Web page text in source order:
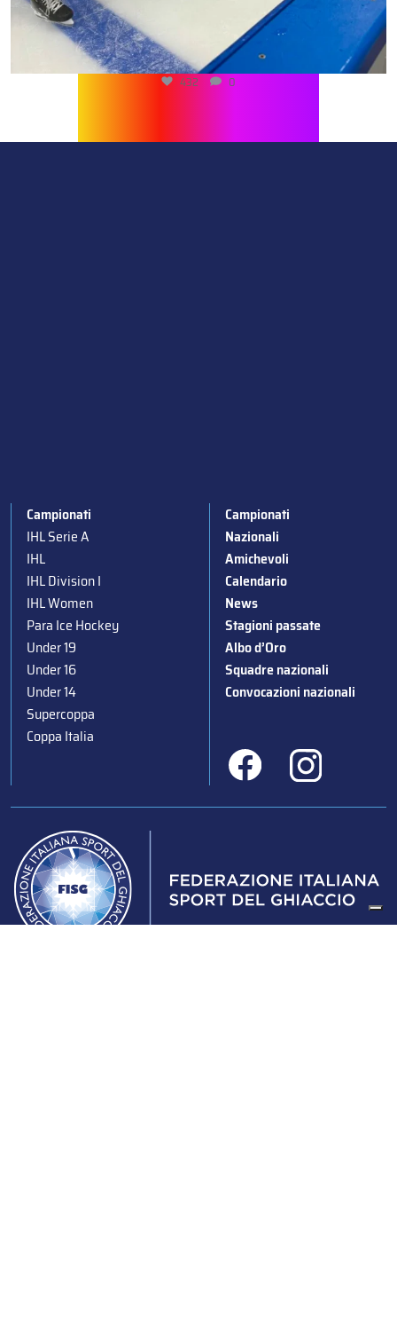
432 0
Campionati
IHL Serie A
IHL
IHL Division I
IHL Women
Para Ice Hockey
Under 19
Under 16
Under 14
Supercoppa
Coppa Italia
Campionati
Nazionali
Amichevoli
Calendario
News
Stagioni passate
Albo d’Oro
Squadre nazionali
Convocazioni nazionali